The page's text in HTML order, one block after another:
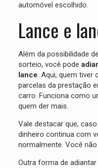
automóvel escolhido.
Lance e
Além da possibilidade
sorteio, você pode
lance. Aqui, quem tiver
parcelas da prestação
carro. Funciona como
quem der mais.
Vale destacar que,
dinheiro continua com
normalmente. Você não
Outra forma de